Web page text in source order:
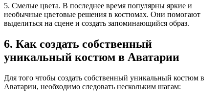
5. Смелые цвета. В последнее время популярны яркие и
необычные цветовые решения в костюмах. Они помогают
выделиться на сцене и создать запоминающийся образ.
6. Как создать собственный
уникальный костюм в Аватарии
Для того чтобы создать собственный уникальный костюм в
Аватарии, необходимо следовать нескольким шагам: